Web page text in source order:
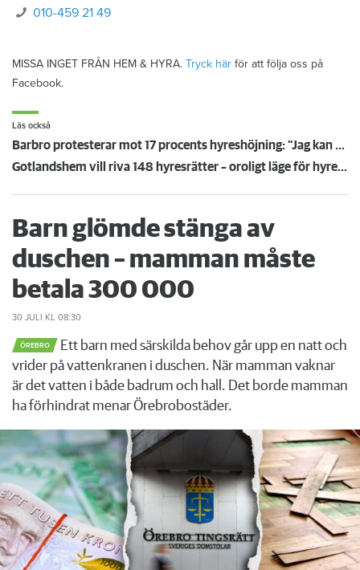
010-459 21 49
MISSA INGET FRÅN HEM & HYRA. Tryck här för att följa oss på
Facebook.
Läs också
Barbro protesterar mot 17 procents hyreshöjning: "Jag kan tvingas flytta"
Gotlandshem vill riva 148 hyresrätter – oroligt läge för hyresgästerna
Barn glömde stänga av
duschen – mamman måste
betala 300 000
30 JULI KL 08:30
ÖREBRO
Ett barn med särskilda behov går upp en natt och
vrider på vattenkranen i duschen. När mamman vaknar
är det vatten i både badrum och hall. Det borde mamman
ha förhindrat menar Örebrobostäder.